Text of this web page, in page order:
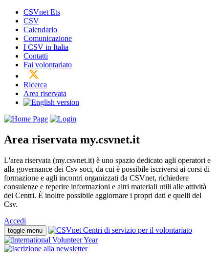
CSVnet Ets
CSV
Calendario
Comunicazione
I CSV in Italia
Contatti
Fai volontariato
Ricerca
Area riservata
Area riservata my.csvnet.it
L'area riservata (my.csvnet.it) è uno spazio dedicato agli operatori e
alla governance dei Csv soci, da cui è possibile iscriversi ai corsi di
formazione e agli incontri organizzati da CSVnet, richiedere
consulenze e reperire informazioni e altri materiali utili alle attività
dei Centri. È inoltre possibile aggiornare i propri dati e quelli del
Csv.
Accedi
toggle menu